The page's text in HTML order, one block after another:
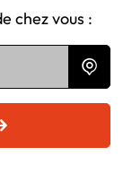
chez vous :